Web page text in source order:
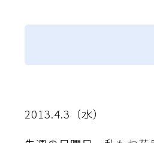
2013.4.3（水）